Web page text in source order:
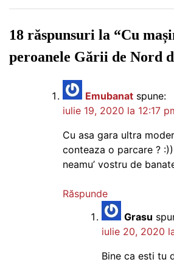
18 răspunsuri la “Cu
peroanele Gării de Nord
Emubanat spune:
iulie 19, 2020 la 12:17
Cu asa gara ultra
conteaza o parcare ?
neamu’ vostru de
Răspunde
Grasu
iulie 20, 2020
Bine ca esti tu